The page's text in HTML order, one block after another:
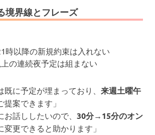
境界線とフレーズ
時以降の新規約束は入れない
の連続夜予定は組まない
既に予定が埋まっており、 来週土曜午
提案できます」
お話ししたいので、 30分→15分のオン
変更できると助かります」